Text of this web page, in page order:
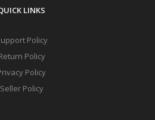
LINKS
Policy
Policy
Policy
Seller Policy